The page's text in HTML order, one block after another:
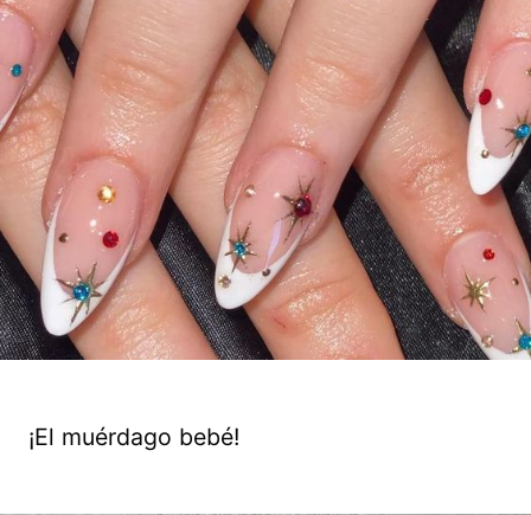
¡El muérdago bebé!